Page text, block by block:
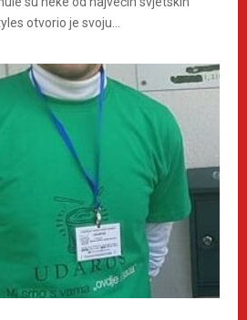
otvorio je svoju...